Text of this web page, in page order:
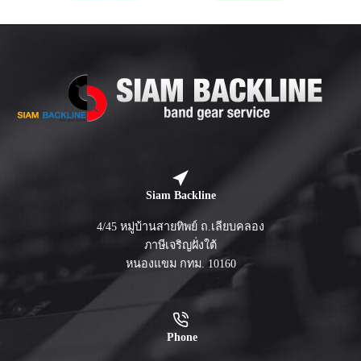
Siam Backline
4/45 หมู่บ้านสายทิพย์ ถ.เลียบคลอง
ภาษีเจริญฝั่งใต้
หนองแขม กทม. 10160
Phone